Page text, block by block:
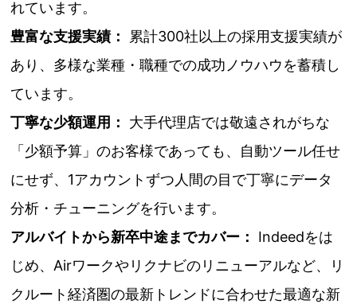
れています。
豊富な支援実績：
累計300社以上の採用支援実績が
あり、多様な業種・職種での成功ノウハウを蓄積し
ています。
丁寧な少額運用：
大手代理店では敬遠されがちな
「少額予算」のお客様であっても、自動ツール任せ
にせず、1アカウントずつ人間の目で丁寧にデータ
分析・チューニングを行います。
アルバイトから新卒中途までカバー：
Indeedをは
じめ、Airワークやリクナビのリニューアルなど、リ
クルート経済圏の最新トレンドに合わせた最適な新